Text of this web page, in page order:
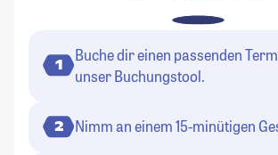
1
Buche dir einen passenden
unser Buchungstool.
2 Nimm an einem 15-minütigen